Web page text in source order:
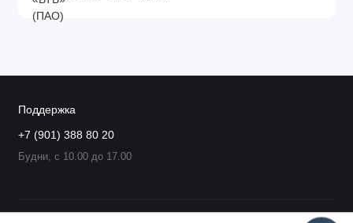
Поддержка
+7 (901) 388 80 20
Будни, с 10.00 до 17.00